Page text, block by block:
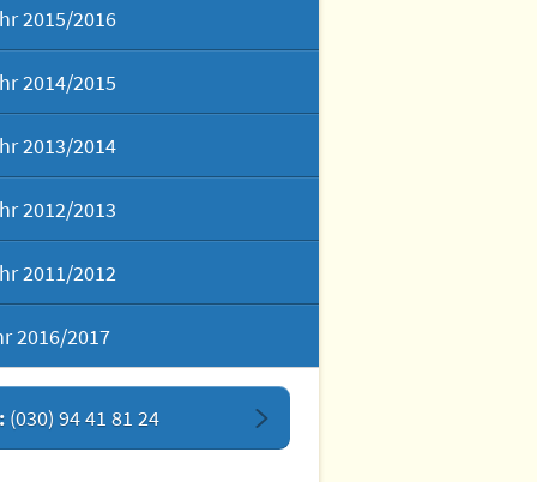
2015/2016
2014/2015
2013/2014
2012/2013
2011/2012
2016/2017
(030) 94 41 81 24